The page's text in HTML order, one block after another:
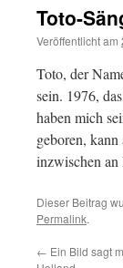
Toto-
Veröffentlicht am
Toto, der
sein. 1976,
haben mich
geboren,
inzwischen
Dieser Beitrag
Permalink.
← Ein Bild sagt